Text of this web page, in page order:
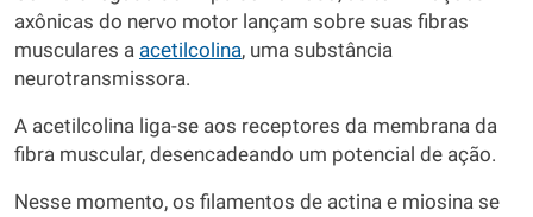
axônicas do nervo motor lançam sobre suas fibras
musculares a acetilcolina, uma substância
neurotransmissora.
A acetilcolina liga-se aos receptores da membrana da
fibra muscular, desencadeando um potencial de ação.
Nesse momento, os filamentos de actina e miosina se